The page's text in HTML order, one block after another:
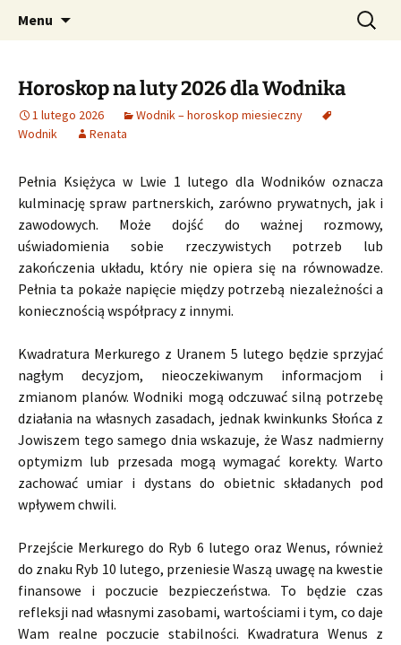
CzaroMarowy horoskop
dzienny, miesięczny i
tygodniowy
Profesjonalne przepowiednie astrologiczne
Menu Szukaj:
Horoskop na luty 2026 dla Wodnika
1 lutego 2026
Wodnik – horoskop miesieczny
Wodnik
Renata
Pełnia Księżyca w Lwie 1 lutego dla Wodników oznacza
kulminację spraw partnerskich, zarówno prywatnych, jak i
zawodowych. Może dojść do ważnej rozmowy,
uświadomienia sobie rzeczywistych potrzeb lub
zakończenia układu, który nie opiera się na równowadze.
Pełnia ta pokaże napięcie między potrzebą niezależności a
koniecznością współpracy z innymi.
Kwadratura Merkurego z Uranem 5 lutego będzie sprzyjać
nagłym decyzjom, nieoczekiwanym informacjom i
zmianom planów. Wodniki mogą odczuwać silną potrzebę
działania na własnych zasadach, jednak kwinkunks Słońca z
Jowiszem tego samego dnia wskazuje, że Wasz nadmierny
optymizm lub przesada mogą wymagać korekty. Warto
zachować umiar i dystans do obietnic składanych pod
wpływem chwili.
Przejście Merkurego do Ryb 6 lutego oraz Wenus, również
do znaku Ryb 10 lutego, przeniesie Waszą uwagę na kwestie
finansowe i poczucie bezpieczeństwa. To będzie czas
refleksji nad własnymi zasobami, wartościami i tym, co daje
Wam realne poczucie stabilności. Kwadratura Wenus z